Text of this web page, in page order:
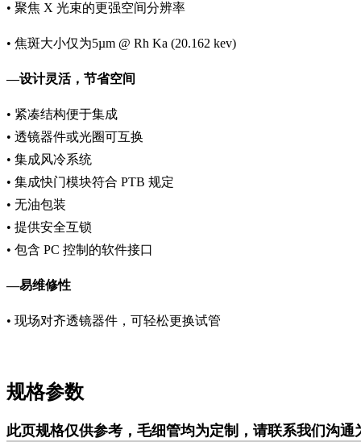
• 聚焦 X 光束的更强空间分辨率
• 焦斑大小仅为5µm @ Rh Ka (20.162 kev)
—设计灵活，节省空间
• 紧凑结构便于集成
• 透镜器件或光圈可互换
• 集成风冷系统
• 集成快门模块符合 PTB 规定
• 无油包装
• 提供安全互锁
• 包含 PC 控制的软件接口
—易维修性
• 现场对齐透镜器件，可轻松更换试管
规格参数
此页规格仅供参考，毛细管均为定制，请联系我们沟通